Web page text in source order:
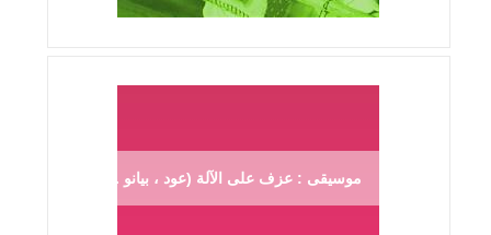
موسيقى : عزف على الآلة (عود ، بيانو ...)